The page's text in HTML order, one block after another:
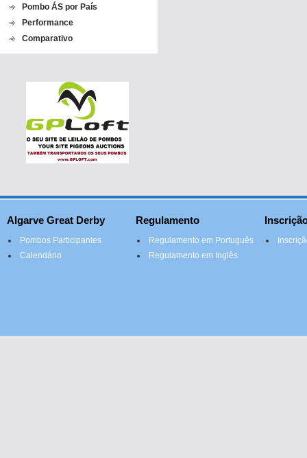
Pombo ÁS por País
Performance
Comparativo
Algarve Great Derby
Pombos Participantes
Calendário
Regulamento
Regulamento em Português
Regulamento em Inglês